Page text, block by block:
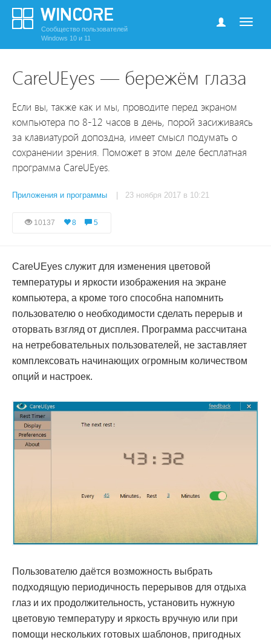
Сообщество пользователей
Windows 10 и 11
CareUEyes — бережём глаза
Если вы, также как и мы, проводите перед экраном
компьютера по 8-12 часов в день, порой засиживаясь
за клавиатурой допоздна, имеет смысл подумать о
сохранении зрения. Поможет в этом деле бесплатная
программа CareUEyes.
Приложения и программы | 23 ноября 2017 в 10:21
10137 8 5
CareUEyes служит для изменения цветовой
температуры и яркости изображения на экране
компьютера, а кроме того способна напомнить
пользователю о необходимости сделать перерыв и
оторвать взгляд от дисплея. Программа рассчитана
на нетребовательных пользователей, не заставляет
комплексовать начинающих огромным количеством
опций и настроек.
Пользователю даётся возможность выбрать
подходящую периодичность перерывов для отдыха
глаз и их продолжительность, установить нужную
цветовую температуру и яркость вручную или при
помощи нескольких готовых шаблонов, пригодных